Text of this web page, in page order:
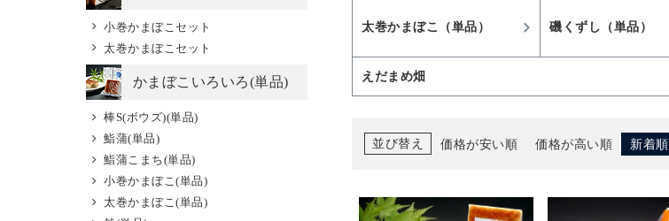
小巻かまぼこセット
太巻かまぼこセット
かまぼこいろいろ(単品)
棒S(ボウズ)(単品)
鮨蒲(単品)
鮨蒲こまち(単品)
小巻かまぼこ(単品)
太巻かまぼこ(単品)
太巻かまぼこ（単品） 磯くずし（単品）
えだまめ畑
並び替え 価格が安い順 価格が高い順 新着順